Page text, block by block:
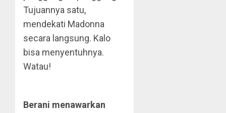
Tujuannya satu,
mendekati Madonna
secara langsung. Kalo
bisa menyentuhnya.
Watau!
Berani menawarkan